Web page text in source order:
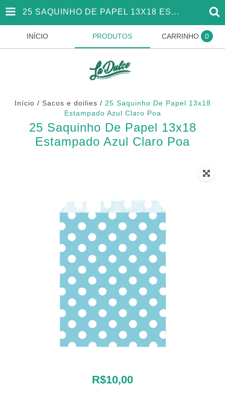
25 SAQUINHO DE PAPEL 13X18 ESTAMPADO AZUL CLARO POA
INÍCIO PRODUTOS CARRINHO 0
Início / Sacos e doilies / 25 Saquinho De Papel 13x18
Estampado Azul Claro Poa
25 Saquinho De Papel 13x18
Estampado Azul Claro Poa
R$10,00